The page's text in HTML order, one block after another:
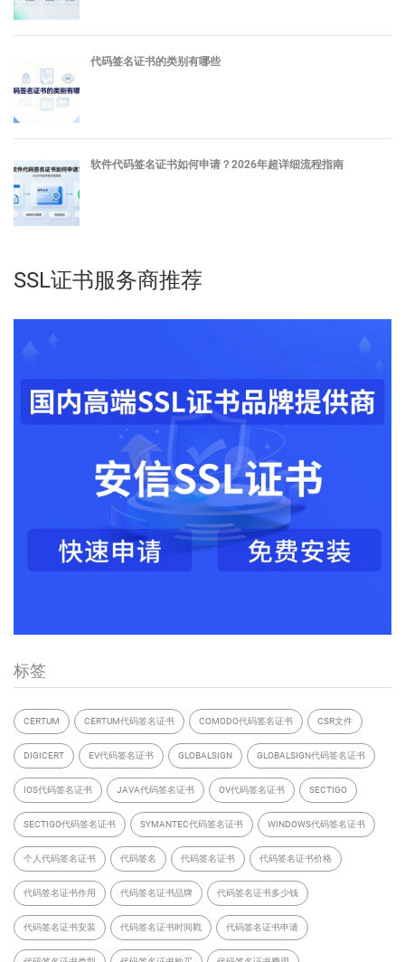
代码签名证书的类别有哪些
软件代码签名证书如何申请？2026年超详细流程指南
SSL证书服务商推荐
标签
CERTUM CERTUM代码签名证书 COMODO代码签名证书 CSR文件
DIGICERT EV代码签名证书 GLOBALSIGN GLOBALSIGN代码签名证书
IOS代码签名证书 JAVA代码签名证书 OV代码签名证书 SECTIGO
SECTIGO代码签名证书 SYMANTEC代码签名证书 WINDOWS代码签名证书
个人代码签名证书 代码签名 代码签名证书 代码签名证书价格
代码签名证书作用 代码签名证书品牌 代码签名证书多少钱
代码签名证书安装 代码签名证书时间戳 代码签名证书申请